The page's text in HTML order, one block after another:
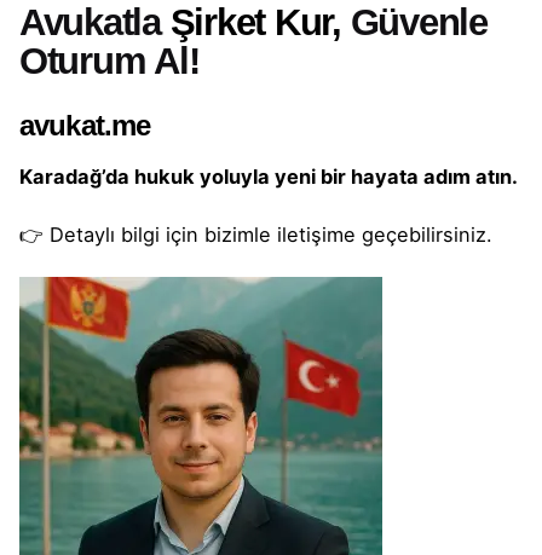
Avukatla Şirket Kur, Güvenle
Oturum Al!
avukat.me
Karadağ’da hukuk yoluyla yeni bir hayata adım atın.
👉 Detaylı bilgi için bizimle iletişime geçebilirsiniz.